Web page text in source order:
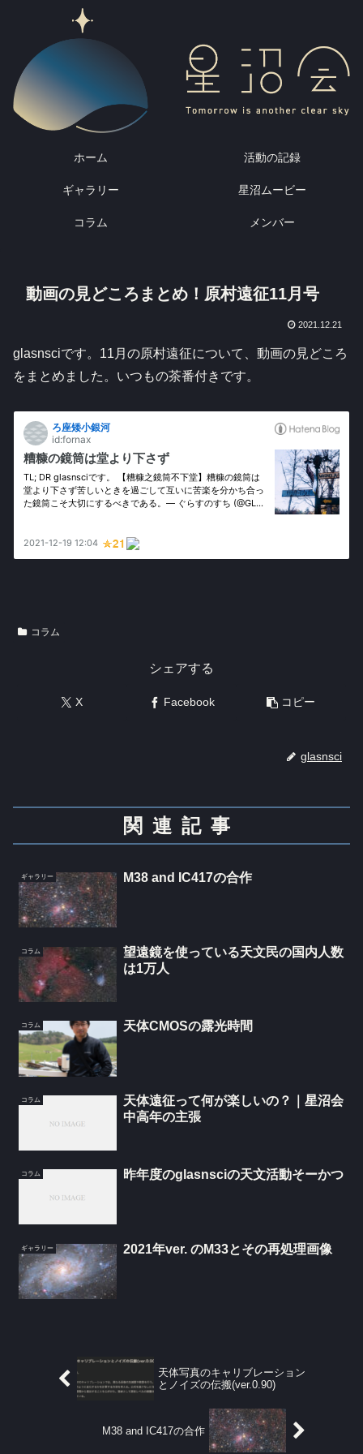
ホーム 活動の記録
ギャラリー 星沼ムービー
コラム メンバー
動画の見どころまとめ！原村遠征11月号
2021.12.21
glasnsciです。11月の原村遠征について、動画の見どころ
をまとめました。いつもの茶番付きです。
コラム
シェアする
X Facebook コピー
glasnsci
関連記事
ギャラリー M38 and IC417の合作
コラム
望遠鏡を使っている天文民の国内人数
は1万人
コラム 天体CMOSの露光時間
コラム
天体遠征って何が楽しいの？｜星沼会
中高年の主張
コラム 昨年度のglasnsciの天文活動そーかつ
ギャラリー 2021年ver. のM33とその再処理画像
天体写真のキャリブレーション
とノイズの伝搬(ver.0.90)
M38 and IC417の合作